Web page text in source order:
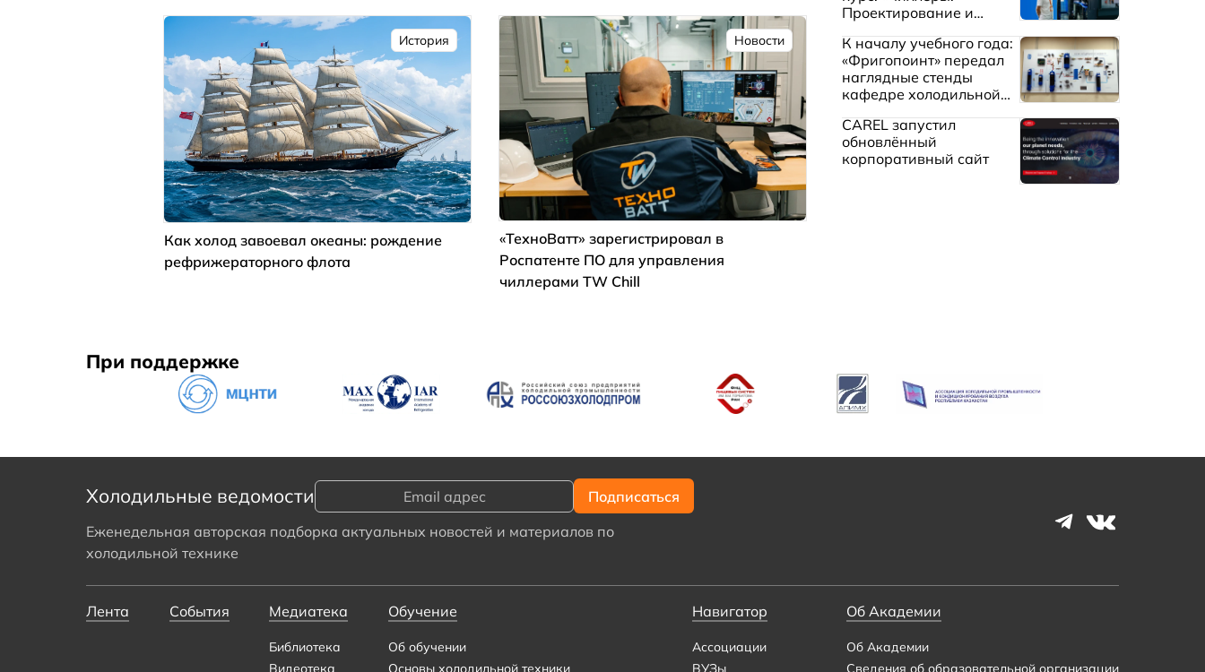
История
Как холод завоевал океаны: рождение
рефрижераторного флота
Новости
«ТехноВатт» зарегистрировал в
Роспатенте ПО для управления
чиллерами TW Chill
Проектирование и
охлаждения жидкостей»
К началу учебного года:
«Фригопоинт» передал
наглядные стенды
кафедре холодильной
Баумана
CAREL запустил
обновлённый
корпоративный сайт
При поддержке
Холодильные ведомости
Еженедельная авторская подборка актуальных новостей и материалов по
холодильной технике
Лента События Медиатека
Библиотека
Видеотека
Обучение
Об обучении
Основы холодильной техники
Навигатор
Ассоциации
ВУЗы
Об Академии
Об Академии
Сведения об образовательной организации